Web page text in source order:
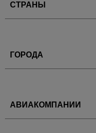
СТРАНЫ
ГОРОДА
АВИАКОМПАНИИ